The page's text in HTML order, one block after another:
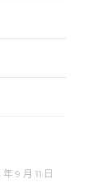
9 月 11 日